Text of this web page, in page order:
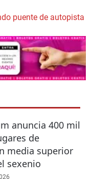
puente de autopista
anuncia 400 mil
de
media superior
sexenio